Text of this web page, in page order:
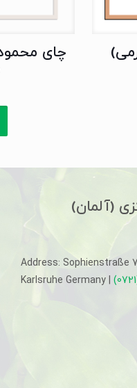
مورچه ای (500گرمی)
(آلمان)
Address: Sophienstraße
Karlsruhe Germany |